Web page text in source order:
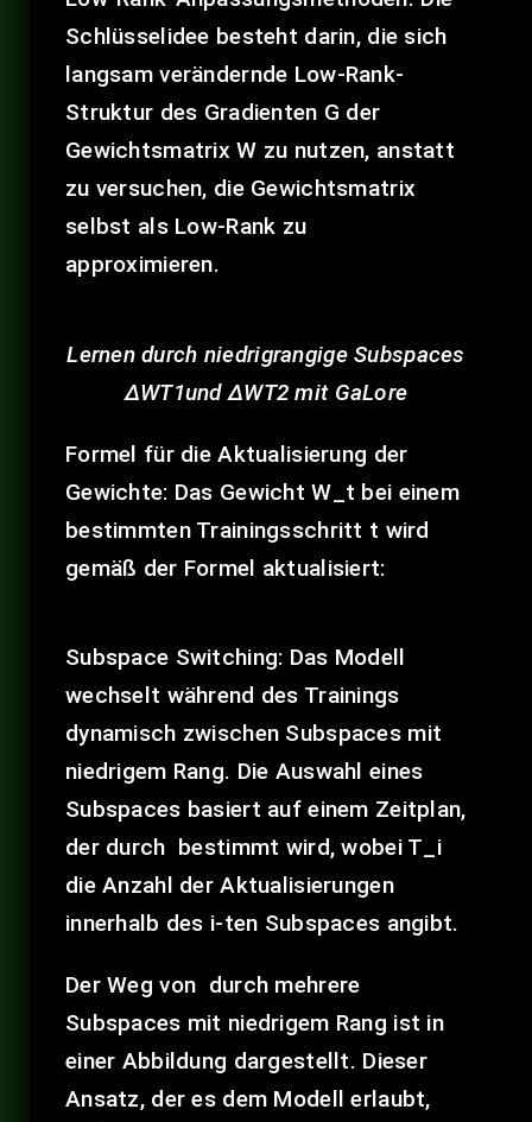
Schlüsselidee besteht darin, die sich
langsam verändernde Low-Rank-
Struktur des Gradienten G der
Gewichtsmatrix W zu nutzen, anstatt
zu versuchen, die Gewichtsmatrix
selbst als Low-Rank zu
approximieren.
Lernen durch niedrigrangige Subspaces
ΔWT1und ΔWT2 mit GaLore
Formel für die Aktualisierung der
Gewichte: Das Gewicht W_t bei einem
bestimmten Trainingsschritt t wird
gemäß der Formel aktualisiert:
Subspace Switching: Das Modell
wechselt während des Trainings
dynamisch zwischen Subspaces mit
niedrigem Rang. Die Auswahl eines
Subspaces basiert auf einem Zeitplan,
der durch bestimmt wird, wobei T_i
die Anzahl der Aktualisierungen
innerhalb des i-ten Subspaces angibt.
Der Weg von durch mehrere
Subspaces mit niedrigem Rang ist in
einer Abbildung dargestellt. Dieser
Ansatz, der es dem Modell erlaubt,